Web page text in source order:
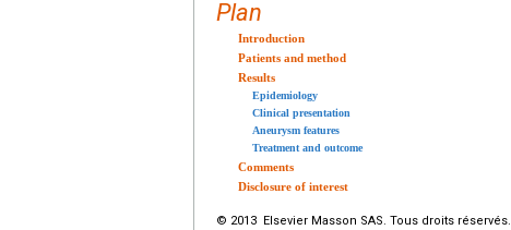
Plan
Introduction
Patients and method
Results
Epidemiology
Clinical presentation
Aneurysm features
Treatment and outcome
Comments
Disclosure of interest
© 2013 Elsevier Masson SAS. Tous droits réservés.